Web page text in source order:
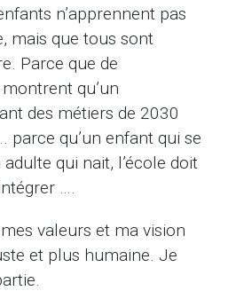
n’apprennent pas
mais que tous sont
Parce que de
qu’un
des métiers de 2030
parce qu’un enfant qui se
qui nait, l’école doit
….
valeurs et ma vision
et plus humaine. Je